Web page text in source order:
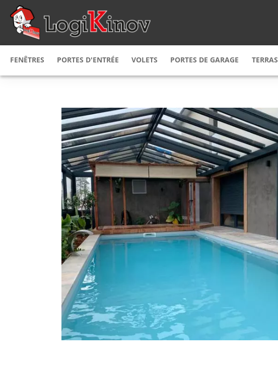
FENÊTRES
Alu
Fenêtre mixtebois alu
Fenêtre mixtealu PVC
sur mesure
PORTES D'ENTRÉE
Porte d'entréealu & bois
Porte d'entréebois
Porte d’entréeacier
VOLETS
Voletpersienne
Volet coulissant
Brise soleilorientable
PORTES DE GARAGE
Porte de garagelatérale
Porte de garage